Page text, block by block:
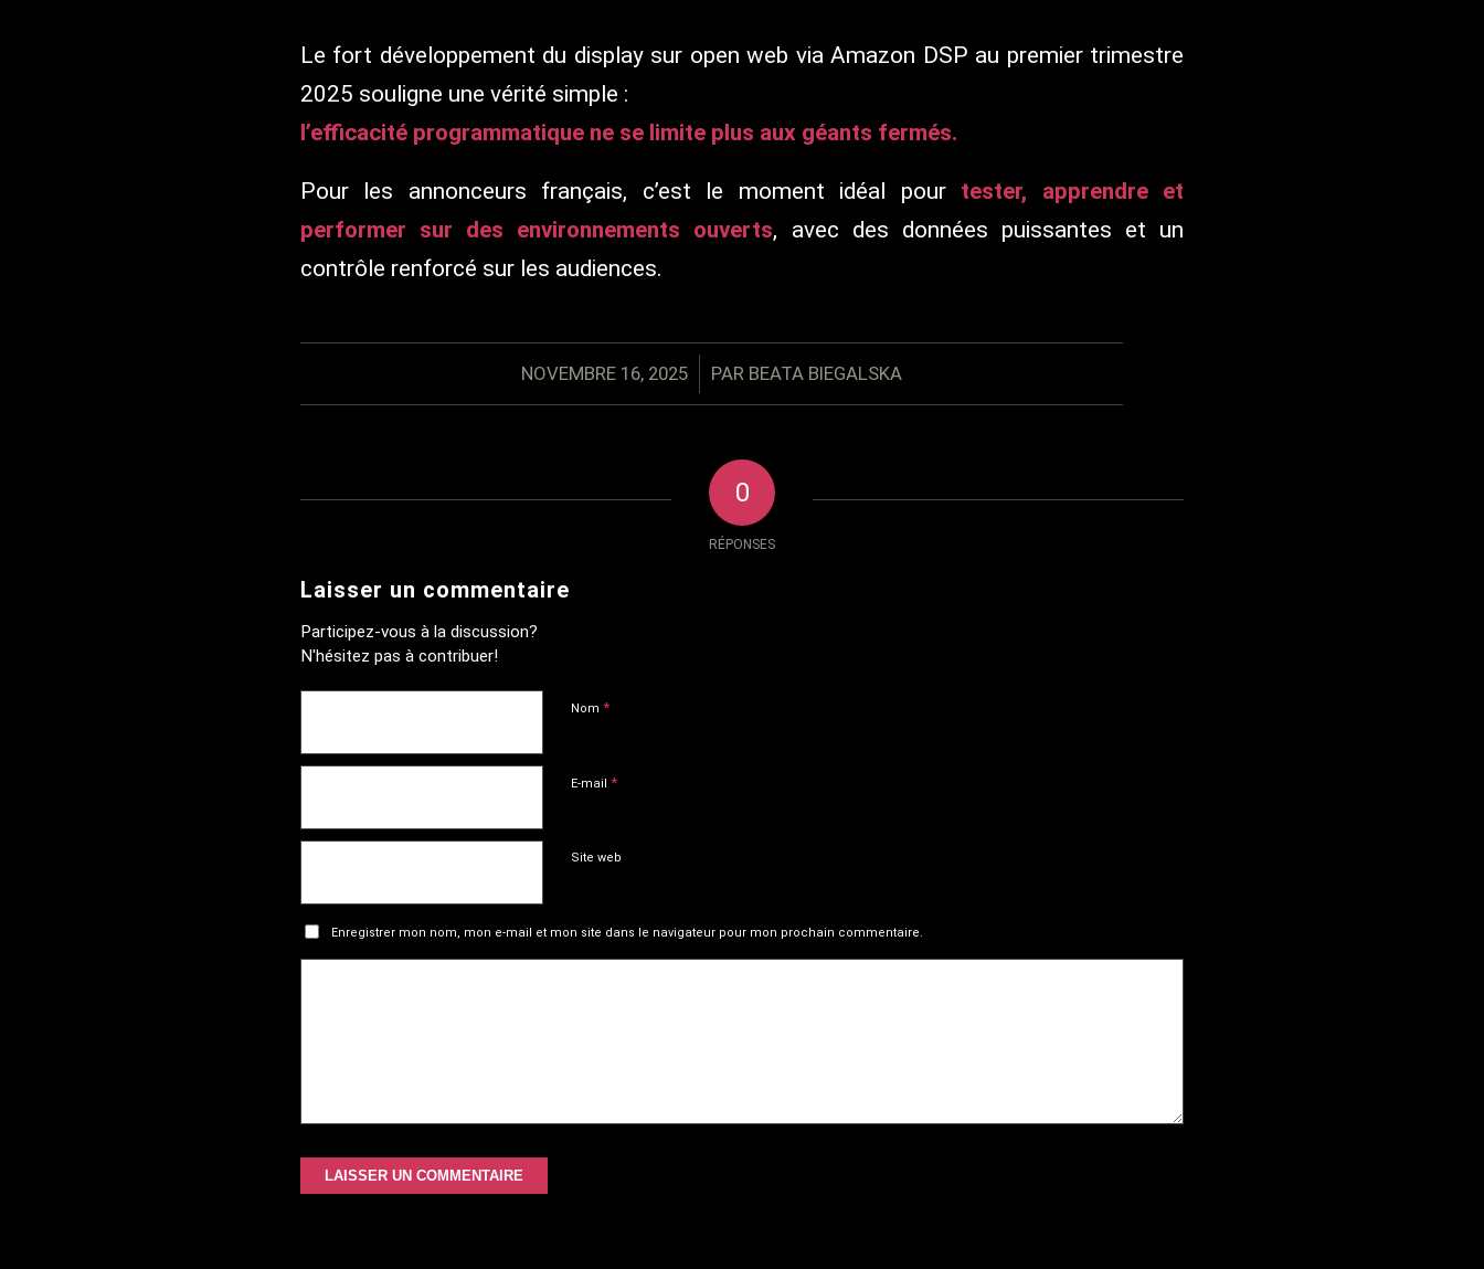
Le fort développement du display sur open web via Amazon DSP au premier trimestre
2025 souligne une vérité simple :
l’efficacité programmatique ne se limite plus aux géants fermés.
Pour les annonceurs français, c’est le moment idéal pour tester, apprendre et
performer sur des environnements ouverts, avec des données puissantes et un
contrôle renforcé sur les audiences.
NOVEMBRE 16, 2025
/ PAR BEATA BIEGALSKA
0
RÉPONSES
Laisser un commentaire
Participez-vous à la discussion?
N'hésitez pas à contribuer!
Nom *
E-mail *
Site web
Enregistrer mon nom, mon e-mail et mon site dans le navigateur pour mon prochain commentaire.